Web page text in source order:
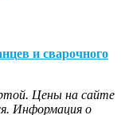
и сварочного
Цены на сайте
Информация о